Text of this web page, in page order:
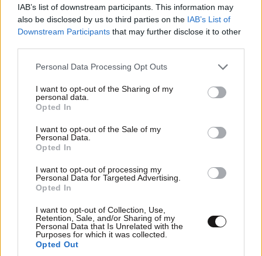
IAB’s list of downstream participants. This information may
also be disclosed by us to third parties on the IAB’s List of
Downstream Participants that may further disclose it to other
Please note that this website/app uses one or more Google
not limited to your visit or usage behaviour. You may click to
grant or deny consent to Google and its third-party tags to
use your data for below specified purposes in below Google
consent section.
Personal Data Processing Opt Outs
I want to opt-out of the Sharing of my
personal data.
Opted In
I want to opt-out of the Sale of my
Personal Data.
Opted In
I want to opt-out of processing my
Personal Data for Targeted Advertising.
Opted In
I want to opt-out of Collection, Use,
Retention, Sale, and/or Sharing of my
Personal Data that Is Unrelated with the
Purposes for which it was collected.
Opted Out
ΠΡΟΣΘΕΣΤΕ ΤΟ ΣΧΟΛΙΟ ΣΑΣ